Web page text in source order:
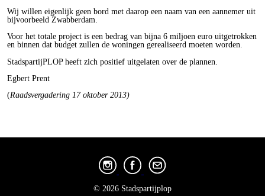
Wij willen eigenlijk geen bord met daarop een naam van een aannemer uit
bijvoorbeeld Zwabberdam.
Voor het totale project is een bedrag van bijna 6 miljoen euro uitgetrokken
en binnen dat budget zullen de woningen gerealiseerd moeten worden.
StadspartijPLOP heeft zich positief uitgelaten over de plannen.
Egbert Prent
(Raadsvergadering 17 oktober 2013)
© 2026 Stadspartijplop